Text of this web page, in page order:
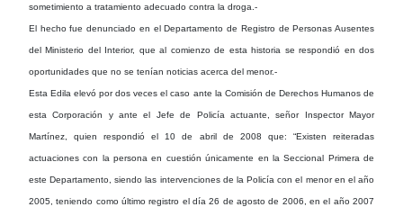
sometimiento a tratamiento adecuado contra la droga.-
El hecho fue denunciado en el Departamento de Registro de Personas Ausentes
del Ministerio del Interior, que al comienzo de esta historia se respondió en dos
oportunidades que no se tenían noticias acerca del menor.-
Esta Edila elevó por dos veces el caso ante la Comisión de Derechos Humanos de
esta Corporación y ante el Jefe de Policía actuante, señor Inspector Mayor
Martínez, quien respondió el 10 de abril de 2008 que: “Existen reiteradas
actuaciones con la persona en cuestión únicamente en la Seccional Primera de
este Departamento, siendo las intervenciones de la Policía con el menor en el año
2005, teniendo como último registro el día 26 de agosto de 2006, en el año 2007